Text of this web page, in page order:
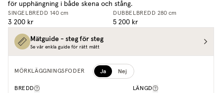
för upphängning i både skena och stång.
SINGELBREDD 140 cm
3 200 kr
DUBBELBREDD 280 cm
5 200 kr
Mätguide - steg för steg
Se vår enkla guide för rätt mått
MÖRKLÄGGNINGSFODER Ja Nej
BREDD LÄNGD